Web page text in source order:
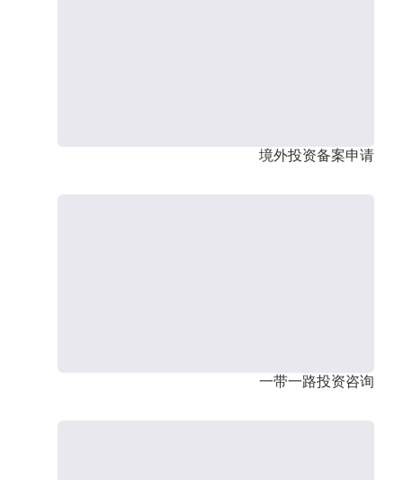
境外投资备案申请
一带一路投资咨询